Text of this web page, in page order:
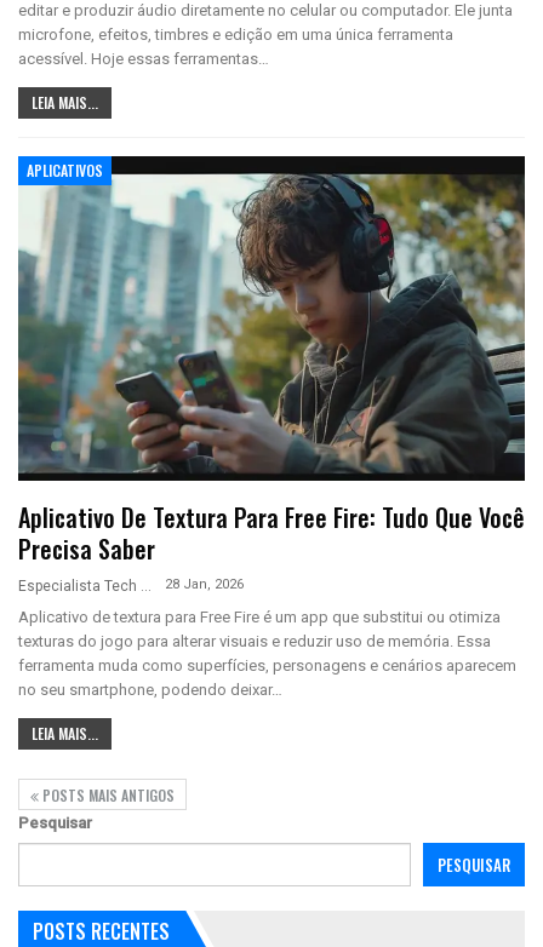
editar e produzir áudio diretamente no celular ou computador. Ele junta
microfone, efeitos, timbres e edição em uma única ferramenta
acessível. Hoje essas ferramentas…
LEIA MAIS...
APLICATIVOS
Aplicativo De Textura Para Free Fire: Tudo Que Você
Precisa Saber
28 Jan, 2026
Aplicativo de textura para Free Fire é um app que substitui ou otimiza
texturas do jogo para alterar visuais e reduzir uso de memória. Essa
ferramenta muda como superfícies, personagens e cenários aparecem
no seu smartphone, podendo deixar…
LEIA MAIS...
POSTS MAIS ANTIGOS
Pesquisar
PESQUISAR
POSTS RECENTES